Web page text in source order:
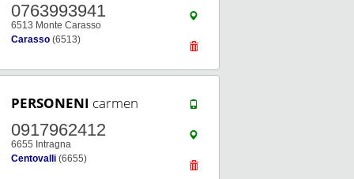
0763993941
6513 Monte Carasso
Carasso (6513)
PERSONENI carmen
0917962412
6655 Intragna
Centovalli (6655)